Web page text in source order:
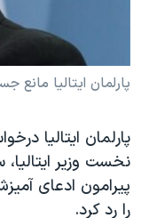
حقوق شهروندی
اقتصادی
اسرائیل در جنگ
گالری عکس
آرشیو پخش زنده
انتخابات ریاست جمهوری
حمله جمهوری
ورزش زنان در ایران
اعتراضات زن،
مجموعه مستندهای
زبانهای مختلف
پارلمان ايتاليا
پارلمان ايتاليا
نخست وزير
را رد کرد.